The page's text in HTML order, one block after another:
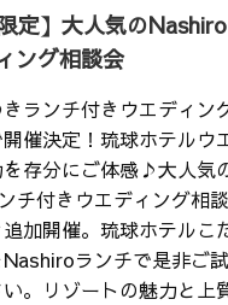
定】大人気の
ング相談会
ランチ付きウエディン
催決定！琉球ホテルウ
を存分にご体感♪大人気
チ付きウエディング相
加開催。琉球ホテルこ
ランチで是非ご試
。リゾートの魅力と上